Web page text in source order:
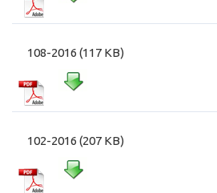
108-2016 (117 KB)
102-2016 (207 KB)